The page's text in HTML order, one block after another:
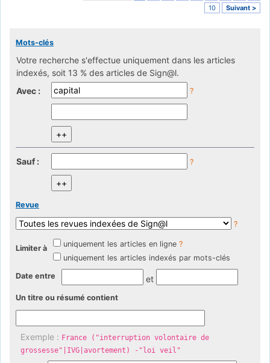
10
Suivant >
Mots-clés
Votre recherche s'effectue uniquement dans les articles
indexés, soit 13 % des articles de Sign@l.
Avec :
?
Sauf : ?
Revue
?
Limiter à uniquement les articles en ligne ?
uniquement les articles indexés par mots-clés
Date entre et
Un titre ou résumé contient
Exemple : France ("interruption volontaire de
grossesse"|IVG|avortement) -"loi veil"